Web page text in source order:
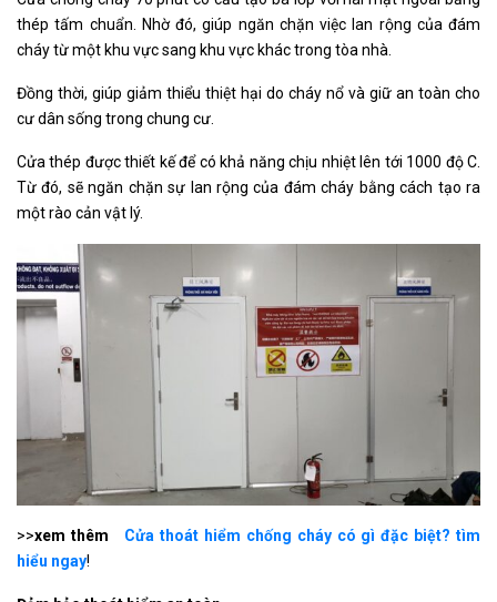
thép tấm chuẩn. Nhờ đó, giúp ngăn chặn việc lan rộng của đám
cháy từ một khu vực sang khu vực khác trong tòa nhà.
Đồng thời, giúp giảm thiểu thiệt hại do cháy nổ và giữ an toàn cho
cư dân sống trong chung cư.
Cửa thép được thiết kế để có khả năng chịu nhiệt lên tới 1000 độ C.
Từ đó, sẽ ngăn chặn sự lan rộng của đám cháy bằng cách tạo ra
một rào cản vật lý.
>>xem thêm
Cửa thoát hiểm chống cháy có gì đặc biệt? tìm
hiểu ngay!